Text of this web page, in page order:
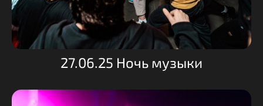
27.06.25 Ночь музыки